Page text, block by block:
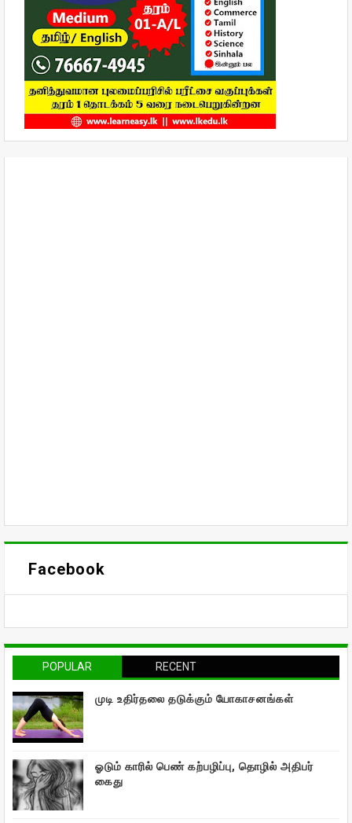
Facebook
POPULAR RECENT
முடி உதிர்தலை தடுக்கும் யோகாசனங்கள்
ஓடும் காரில் பெண் கற்பழிப்பு, தொழில் அதிபர்
கைது